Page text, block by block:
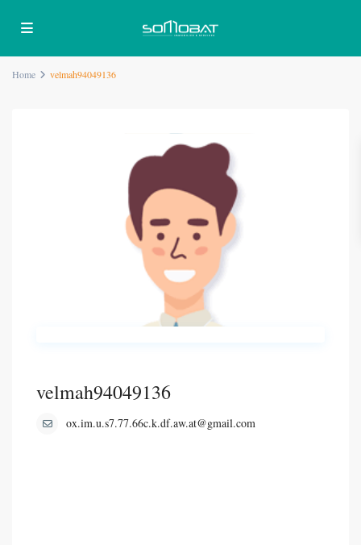
Home velmah94049136
velmah94049136
ox.im.u.s7.77.66c.k.df.aw.at@gmail.com